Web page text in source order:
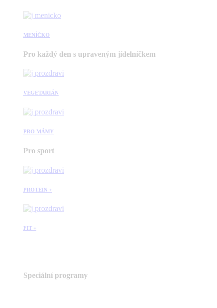
MENÍČKO
Pro každý den s upraveným jídelníčkem
VEGETARIÁN
PRO MÁMY
Pro sport
PROTEIN +
FIT +
Speciální programy